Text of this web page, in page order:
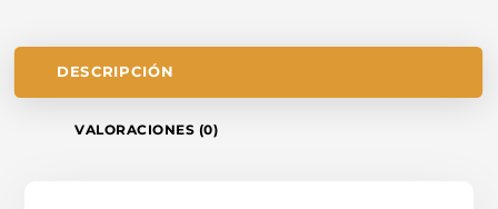
DESCRIPCIÓN
VALORACIONES (0)